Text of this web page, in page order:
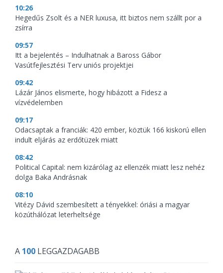
10:26
Hegedűs Zsolt és a NER luxusa, itt biztos nem szállt por a
zsírra
09:57
Itt a bejelentés – Indulhatnak a Baross Gábor
Vasútfejlesztési Terv uniós projektjei
09:42
Lázár János elismerte, hogy hibázott a Fidesz a
vízvédelemben
09:17
Odacsaptak a franciák: 420 ember, köztük 166 kiskorú ellen
indult eljárás az erdőtüzek miatt
08:42
Political Capital: nem kizárólag az ellenzék miatt lesz nehéz
dolga Baka Andrásnak
08:10
Vitézy Dávid szembesített a tényekkel: óriási a magyar
közúthálózat leterheltsége
A 100 LEGGAZDAGABB